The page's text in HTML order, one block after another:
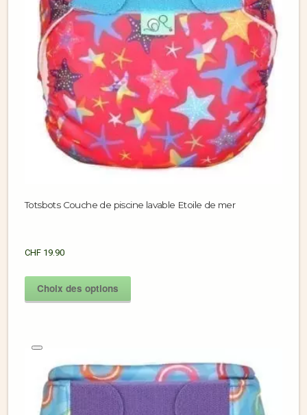
Totsbots Couche de piscine lavable Etoile de mer
CHF 19.90
Choix des options